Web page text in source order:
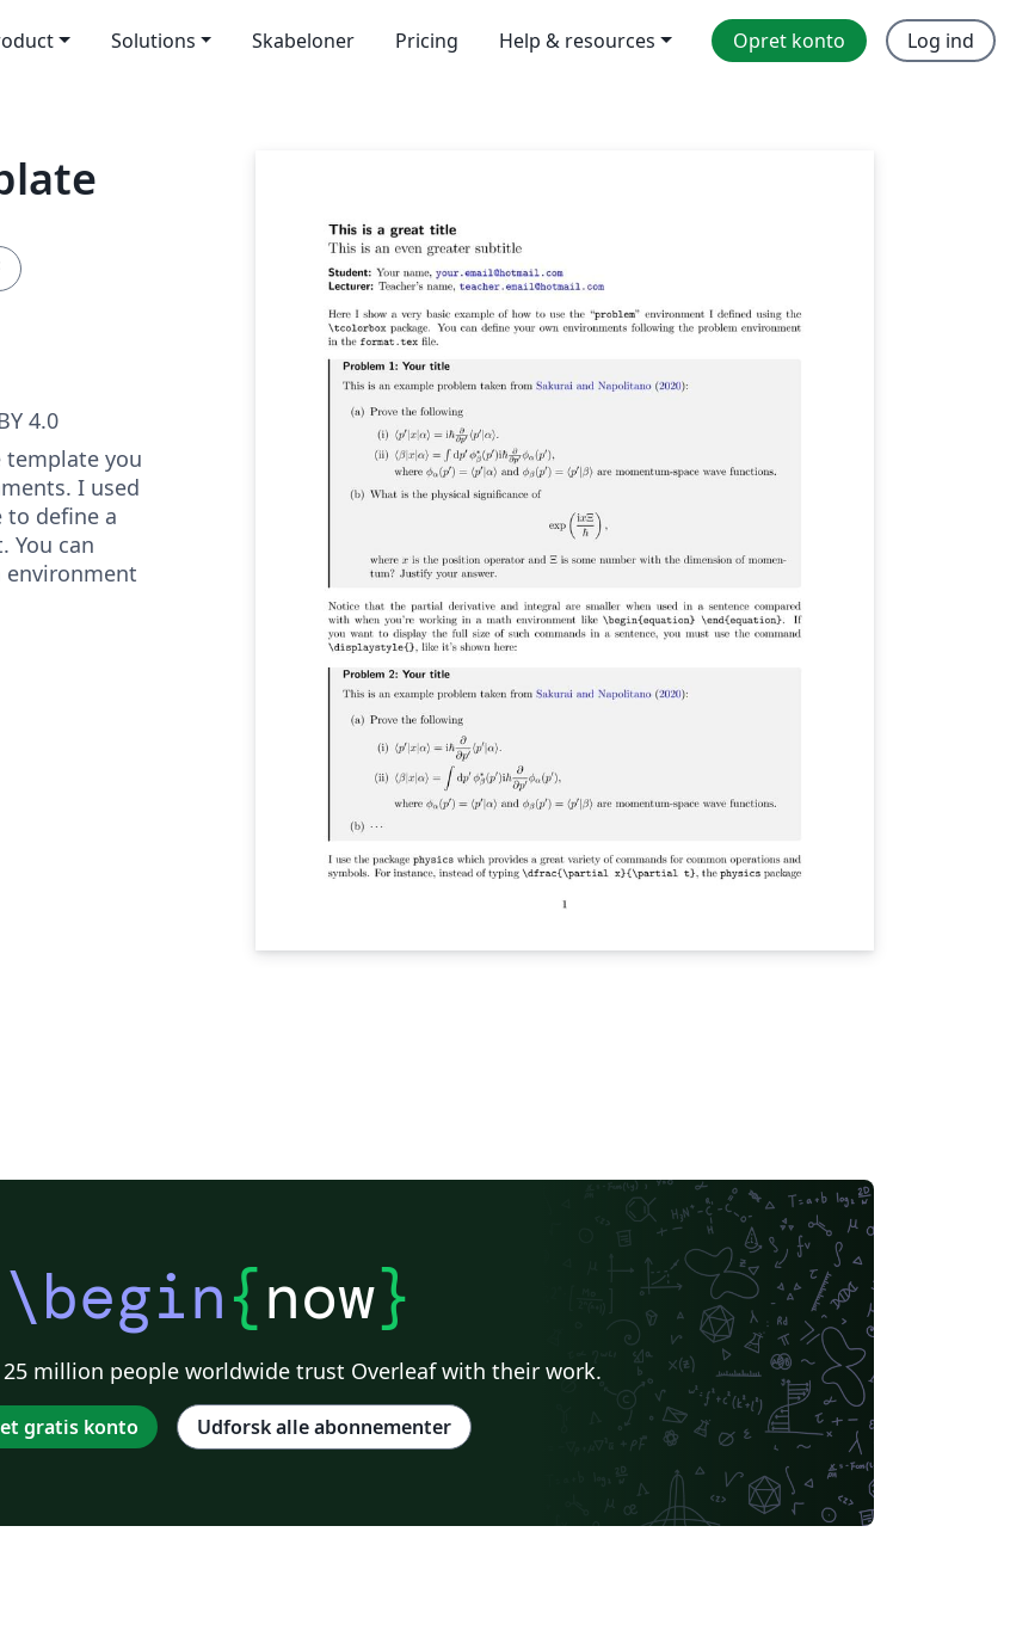
Solutions Skabeloner Pricing Help & resources Opret konto Log ind
4.0
template you
I used
define a
You can
environment
\begin{now}
25 million people worldwide trust Overleaf with their work.
gratis konto Udforsk alle abonnementer